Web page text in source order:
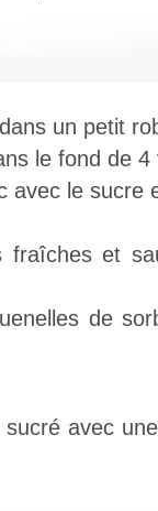
un petit
le fond de 4
avec le sucre
fraîches et
de
avec